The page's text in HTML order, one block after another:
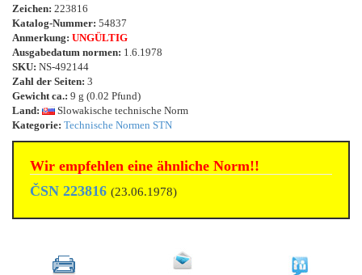
Zeichen: 223816
Katalog-Nummer: 54837
Anmerkung: UNGÜLTIG
Ausgabedatum normen: 1.6.1978
SKU: NS-492144
Zahl der Seiten: 3
Gewicht ca.: 9 g (0.02 Pfund)
Land:
Slowakische technische Norm
Kategorie: Technische Normen STN
Wir empfehlen eine ähnliche Norm!!
ČSN 223816 (23.06.1978)